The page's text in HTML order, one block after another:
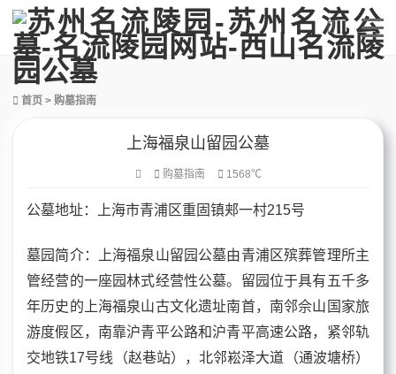
首页 > 购墓指南
上海福泉山留园公墓
购墓指南 1568℃
公墓地址：上海市青浦区重固镇郏一村215号
墓园 简介：上海福泉山留园公墓由青浦区殡葬管理所主
管经营的一座园林式经营性公墓。留园位于具有五千多
年历史的上海福泉山古文化遗址南首，南邻佘山国家旅
游度假区，南靠沪青平公路和沪青平高速公路，紧邻轨
交地铁17号线（赵巷站），北邻崧泽大道（通波塘桥）